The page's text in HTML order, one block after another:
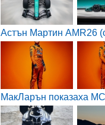
Астън Мартин AMR26
МакЛарън показаха